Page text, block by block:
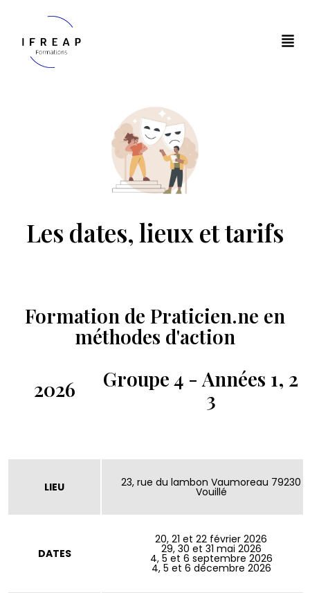
Les dates, lieux et tarifs
Formation de Praticien.ne en
méthodes d'action
2026
Groupe 4 - Années 1, 2
3
LIEU 23, rue du lambon Vaumoreau 79230
Vouillé
DATES
20, 21 et 22 février 2026
29, 30 et 31 mai 2026
4, 5 et 6 septembre 2026
4, 5 et 6 décembre 2026